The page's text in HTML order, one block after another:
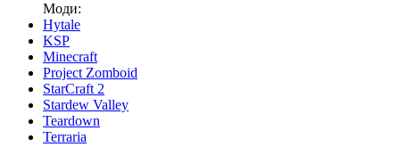
Моди:
Hytale
KSP
Minecraft
Project Zomboid
StarCraft 2
Stardew Valley
Teardown
Terraria